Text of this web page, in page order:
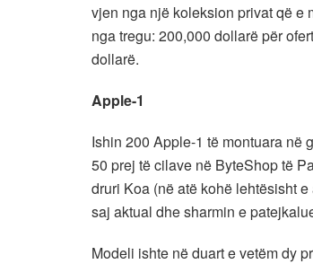
vjen nga një koleksion privat që e
nga tregu: 200,000 dollarë për
dollarë.
Apple-1
Ishin 200 Apple-1 të montuara në
50 prej të cilave në ByteShop të
druri Koa (në atë kohë lehtësisht
saj aktual dhe sharmin e
Modeli ishte në duart e vetëm dy